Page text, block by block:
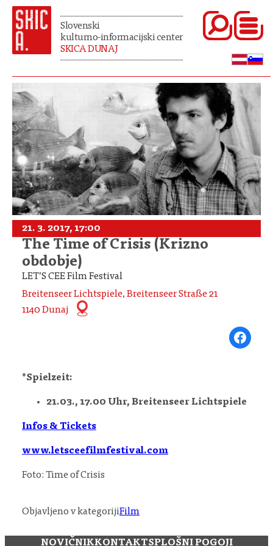
Slovenski
kulturno-informacijski center
SKICA DUNAJ
21. 3. 2017, 17:00
The Time of Crisis (Krizno
obdobje)
LET’S CEE Film Festival
Breitenseer Lichtspiele, Breitenseer Straße 21
1140 Dunaj
Share on
*Spielzeit:
21.03., 17.00 Uhr, Breitenseer Lichtspiele
Infos & Tickets
www.letsceefilmfestival.com
Foto: Time of Crisis
Objavljeno v kategorijiFilm
NOVIČNIKKONTAKTSPLOŠNI POGOJI